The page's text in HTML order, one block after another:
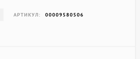
АРТИКУЛ: 00009580506